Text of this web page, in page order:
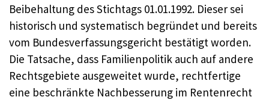
Beibehaltung des Stichtags 01.01.1992. Dieser sei
historisch und systematisch begründet und bereits
vom Bundesverfassungsgericht bestätigt worden.
Die Tatsache, dass Familienpolitik auch auf andere
Rechtsgebiete ausgeweitet wurde, rechtfertige
eine beschränkte Nachbesserung im Rentenrecht